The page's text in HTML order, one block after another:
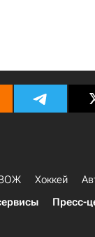
Хоккей
Пресс-